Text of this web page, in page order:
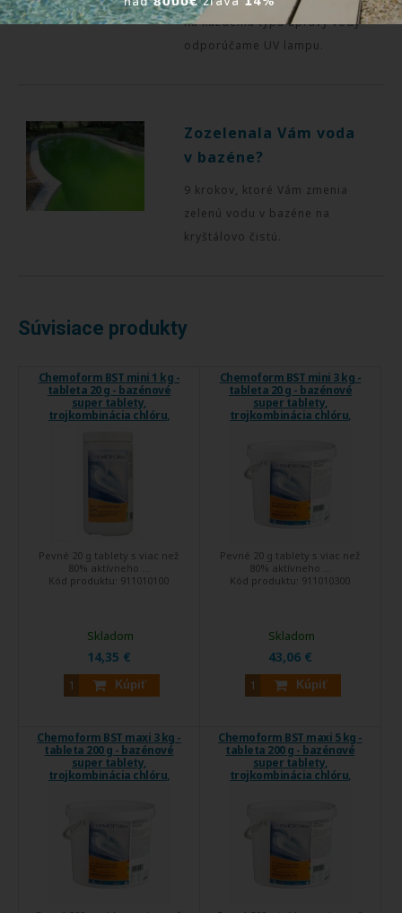
Ku každému typu úpravy vody
odporúčame UV lampu.
Zozelenala Vám voda
v bazéne?
9 krokov, ktoré Vám zmenia
zelenú vodu v bazéne na
kryštálovo čistú.
Súvisiace produkty
Chemoform BST mini 1 kg -
tableta 20 g - bazénové
super tablety,
trojkombinácia chlóru,
Pevné 20 g tablety s viac než
80% aktívneho ...
Kód produktu: 911010100
14,35 €
Kúpiť
Skladom
Chemoform BST mini 3 kg -
tableta 20 g - bazénové
super tablety,
trojkombinácia chlóru,
Pevné 20 g tablety s viac než
80% aktívneho ...
Kód produktu: 911010300
43,06 €
Kúpiť
Skladom
Chemoform BST maxi 3 kg -
tableta 200 g - bazénové
super tablety,
trojkombinácia chlóru,
Chemoform BST maxi 5 kg -
tableta 200 g - bazénové
super tablety,
trojkombinácia chlóru,